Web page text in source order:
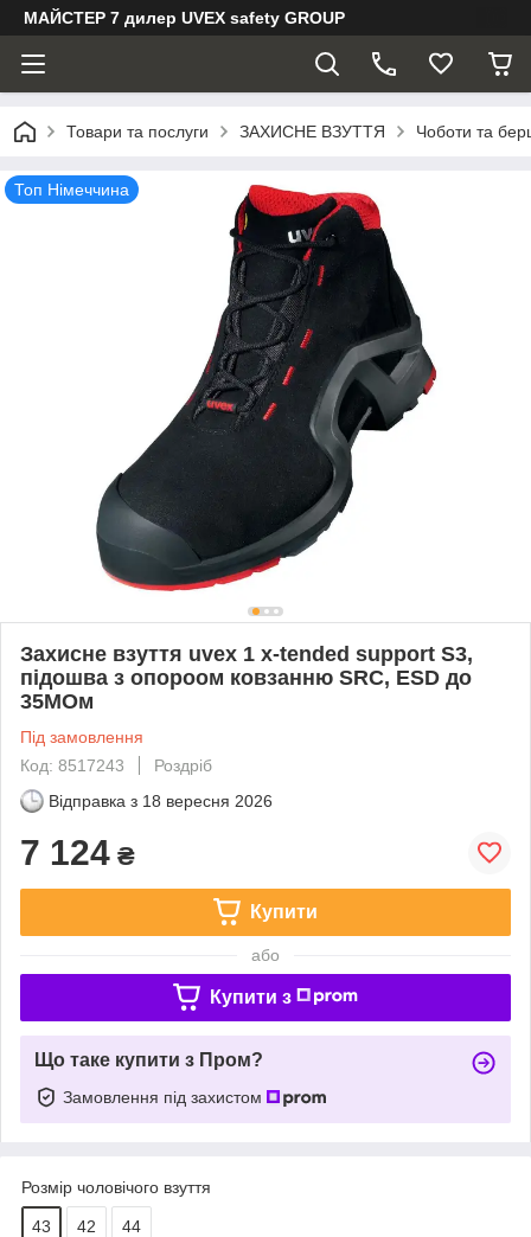
МАЙСТЕР 7 дилер UVEX safety GROUP
Товари та послуги ЗАХИСНЕ ВЗУТТЯ Чоботи та
Топ Німеччина
Захисне взуття uvex 1 x-tended support S3,
підошва з опороом ковзанню SRC, ESD до
35МОм
Під замовлення
Код: 8517243
Роздріб
Відправка з 18 вересня 2026
7 124 ₴
Купити
або
Купити з
Що таке купити з Пром?
Замовлення під захистом
Розмір чоловічого взуття
43 42 44